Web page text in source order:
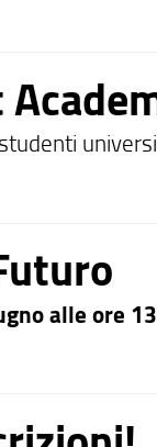
alle ore 13